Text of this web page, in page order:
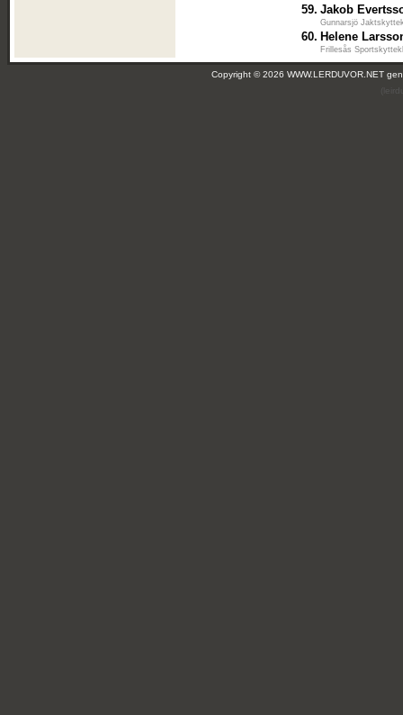
59. Jakob
Gunnarsjö
60. Helene
Frillesås
Copyright © 2026 WWW.LERDUVOR.NET